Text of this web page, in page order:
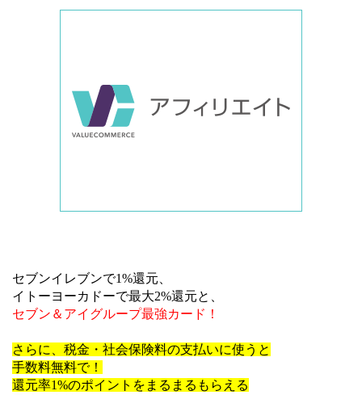
セブンイレブンで1%還元、
イトーヨーカドーで最大2%還元と、
セブン＆アイグループ最強カード！
さらに、税金・社会保険料の支払いに使うと
手数料無料で！
還元率1%のポイントをまるまるもらえる